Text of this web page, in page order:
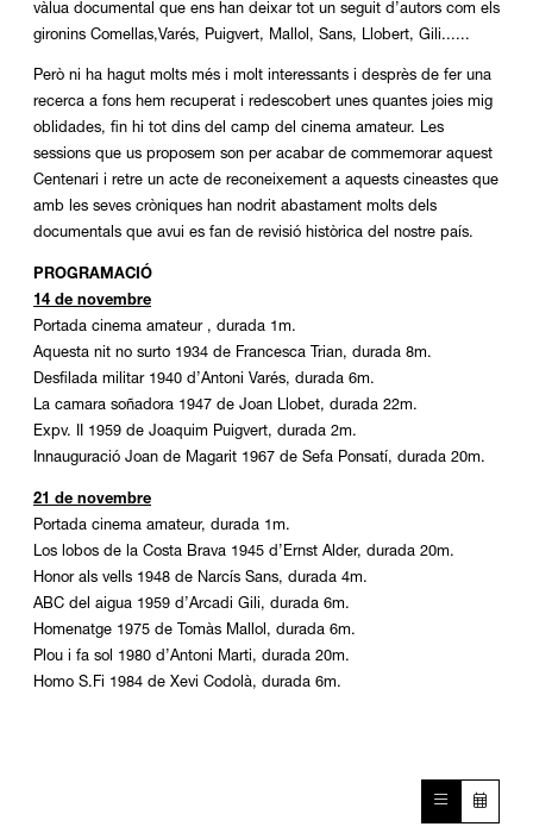
vàlua documental que ens han deixar tot un seguit d’autors com els
gironins Comellas,Varés, Puigvert, Mallol, Sans, Llobert, Gili......
Però ni ha hagut molts més i molt interessants i desprès de fer una
recerca a fons hem recuperat i redescobert unes quantes joies mig
oblidades, fin hi tot dins del camp del cinema amateur. Les
sessions que us proposem son per acabar de commemorar aquest
Centenari i retre un acte de reconeixement a aquests cineastes que
amb les seves cròniques han nodrit abastament molts dels
documentals que avui es fan de revisió històrica del nostre país.
PROGRAMACIÓ
14 de novembre
Portada cinema amateur , durada 1m.
Aquesta nit no surto 1934 de Francesca Trian, durada 8m.
Desfilada militar 1940 d’Antoni Varés, durada 6m.
La camara soñadora 1947 de Joan Llobet, durada 22m.
Expv. II 1959 de Joaquim Puigvert, durada 2m.
Innauguració Joan de Magarit 1967 de Sefa Ponsatí, durada 20m.
21 de novembre
Portada cinema amateur, durada 1m.
Los lobos de la Costa Brava 1945 d’Ernst Alder, durada 20m.
Honor als vells 1948 de Narcís Sans, durada 4m.
ABC del aigua 1959 d’Arcadi Gili, durada 6m.
Homenatge 1975 de Tomàs Mallol, durada 6m.
Plou i fa sol 1980 d’Antoni Marti, durada 20m.
Homo S.Fi 1984 de Xevi Codolà, durada 6m.